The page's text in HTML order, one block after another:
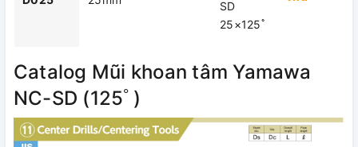
SD
25×125ﾟ
Catalog Mũi khoan tâm Yamawa
NC-SD (125ﾟ)